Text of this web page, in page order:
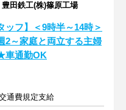
田鉄工(株)篠原工場
ッフ】＜9時半～14時＞
2～家庭と両立する主婦
車通勤OK
通費規定支給